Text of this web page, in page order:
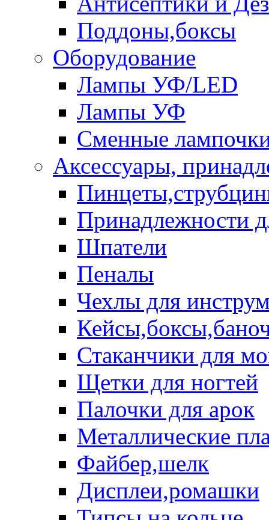
Поддоны,боксы
Оборудование
Лампы УФ/LED
Лампы УФ
Сменные
Аксессуары,
Принадлежности
Шпатели
Пеналы
Чехлы для
Стаканчики для
Щетки для ногтей
Палочки для арок
Металлические
Файбер,шелк
Дисплеи,ромашки